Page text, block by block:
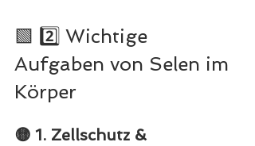
🟩 2️⃣ Wichtige
Aufgaben von Selen im
Körper
🟡 1. Zellschutz &